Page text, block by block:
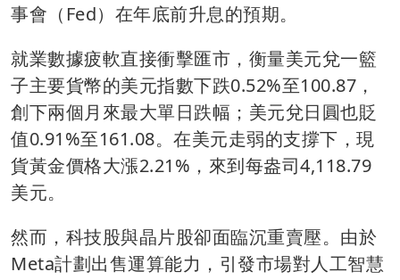
事會（Fed）在年底前升息的預期。
就業數據疲軟直接衝擊匯市，衡量美元兌一籃
子主要貨幣的美元指數下跌0.52%至100.87，
創下兩個月來最大單日跌幅；美元兌日圓也貶
值0.91%至161.08。在美元走弱的支撐下，現
貨黃金價格大漲2.21%，來到每盎司4,118.79
美元。
然而，科技股與晶片股卻面臨沉重賣壓。由於
Meta計劃出售運算能力，引發市場對人工智慧